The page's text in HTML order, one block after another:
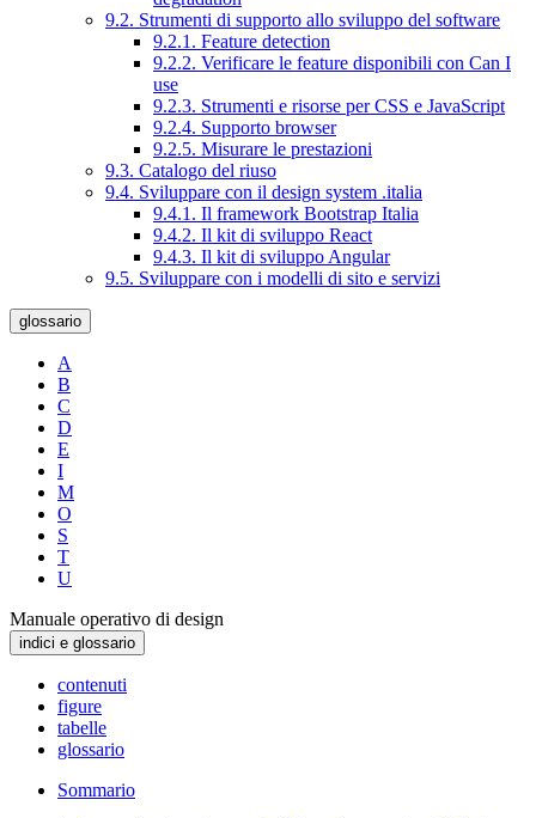
9.2. Strumenti di supporto allo sviluppo del software
9.2.1. Feature detection
9.2.2. Verificare le feature disponibili con Can I
use
9.2.3. Strumenti e risorse per CSS e JavaScript
9.2.4. Supporto browser
9.2.5. Misurare le prestazioni
9.3. Catalogo del riuso
9.4. Sviluppare con il design system .italia
9.4.1. Il framework Bootstrap Italia
9.4.2. Il kit di sviluppo React
9.4.3. Il kit di sviluppo Angular
9.5. Sviluppare con i modelli di sito e servizi
glossario
A
B
C
D
E
I
M
O
S
T
U
Manuale operativo di design
indici e glossario
contenuti
figure
tabelle
glossario
Sommario